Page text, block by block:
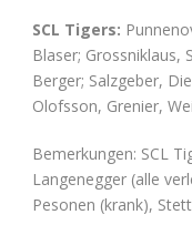
SCL Tigers:
Blaser; Grossniklaus,
Berger; Salzgeber,
Olofsson, Grenier,
Bemerkungen: SCL
Langenegger (alle
Pesonen (krank),